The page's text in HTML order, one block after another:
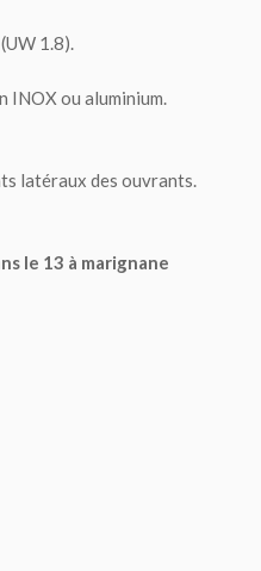
1.8).
INOX ou aluminium.
latéraux des ouvrants.
le 13 à marignane